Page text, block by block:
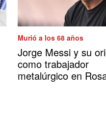
Murió a los 68 años
Jorge Messi y su
como trabajador
metalúrgico en